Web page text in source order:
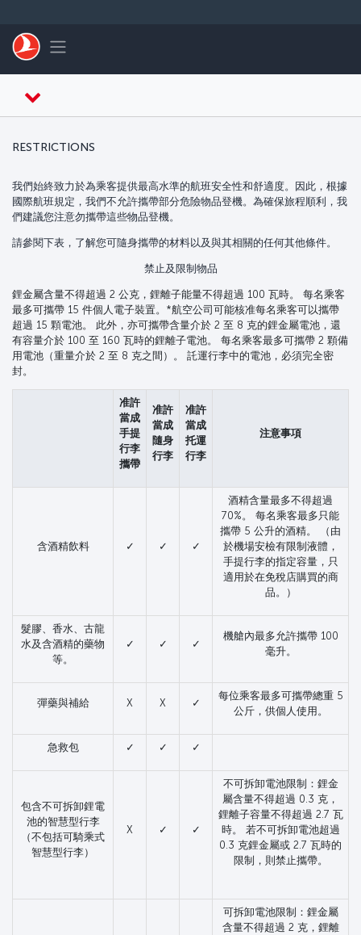
Toggle navigation
RESTRICTIONS
我們始終致力於為乘客提供最高水準的航班安全性和舒適度。因此，根據
國際航班規定，我們不允許攜帶部分危險物品登機。為確保旅程順利，我
們建議您注意勿攜帶這些物品登機。
請參閱下表，了解您可隨身攜帶的材料以及與其相關的任何其他條件。
禁止及限制物品
鋰金屬含量不得超過 2 公克，鋰離子能量不得超過 100 瓦時。 每名乘客
最多可攜帶 15 件個人電子裝置。*航空公司可能核准每名乘客可以攜帶
超過 15 顆電池。 此外，亦可攜帶含量介於 2 至 8 克的鋰金屬電池，還
有容量介於 100 至 160 瓦時的鋰離子電池。 每名乘客最多可攜帶 2 顆備
用電池（重量介於 2 至 8 克之間）。 託運行李中的電池，必須完全密
封。
准許
當成
手提
行李
攜帶
准許
當成
隨身
行李
准許
當成
托運
行李
注意事項
含酒精飲料 ✓ ✓ ✓
酒精含量最多不得超過
70%。 每名乘客最多只能
攜帶 5 公升的酒精。 （由
於機場安檢有限制液體，
手提行李的指定容量，只
適用於在免稅店購買的商
品。）
髮膠、香水、古龍
水及含酒精的藥物
等。
✓ ✓ ✓
機艙內最多允許攜帶 100
毫升。
彈藥與補給 X X ✓
每位乘客最多可攜帶總重 5
公斤，供個人使用。
急救包 ✓ ✓ ✓
包含不可拆卸鋰電
池的智慧型行李
（不包括可騎乘式
智慧型行李）
X ✓ ✓
不可拆卸電池限制：鋰金
屬含量不得超過 0.3 克，
鋰離子容量不得超過 2.7 瓦
時。 若不可拆卸電池超過
0.3 克鋰金屬或 2.7 瓦時的
限制，則禁止攜帶。
可拆卸電池限制：鋰金屬
含量不得超過 2 克，鋰離